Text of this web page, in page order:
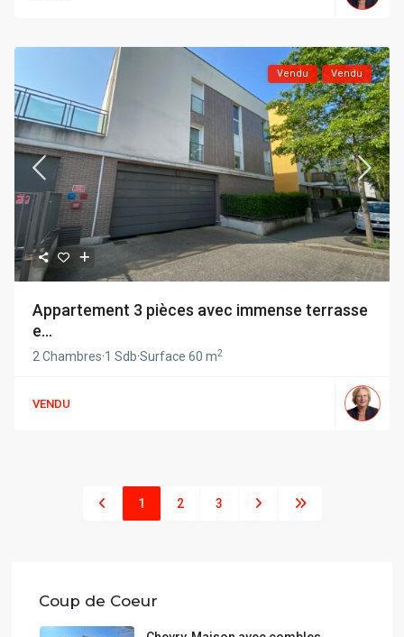
Vendu Vendu
Appartement 3 pièces avec immense terrasse
e...
2 Chambres·1 Sdb·Surface60 m2
VENDU
1 2 3
Coup de Coeur